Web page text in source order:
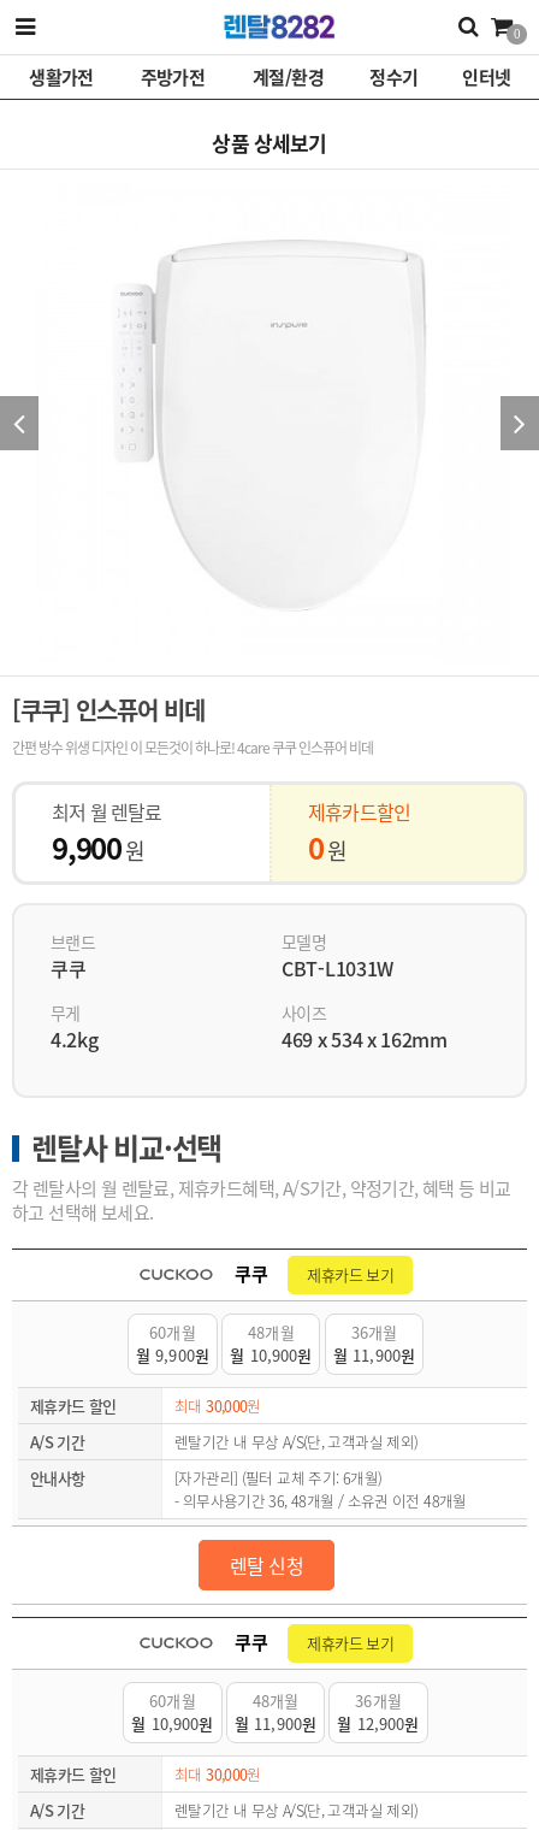
0
생활가전 주방가전 계절/환경 정수기 인터넷
상품 상세보기
[쿠쿠] 인스퓨어 비데
간편 방수 위생 디자인 이 모든것이 하나로! 4care 쿠쿠 인스퓨어 비데
최저 월 렌탈료
9,900원
제휴카드할인
0원
브랜드
쿠쿠
모델명
CBT-L1031W
무게
4.2kg
사이즈
469 x 534 x 162mm
렌탈사 비교·선택
각 렌탈사의 월 렌탈료, 제휴카드혜택, A/S기간, 약정기간, 혜택 등 비교
하고 선택해 보세요.
쿠쿠 제휴카드 보기
60개월
월9,900원
48개월
월 10,900원
36개월
월 11,900원
제휴카드 할인 최대30,000원
A/S 기간
렌탈기간 내 무상 A/S(단, 고객과실 제외)
안내사항
[자가관리] (필터 교체 주기: 6개월)
- 의무사용기간 36, 48개월 / 소유권 이전 48개월
렌탈 신청
쿠쿠 제휴카드 보기
60개월
월 10,900원
48개월
월 11,900원
36개월
월 12,900원
제휴카드 할인 최대30,000원
A/S 기간
렌탈기간 내 무상 A/S(단, 고객과실 제외)